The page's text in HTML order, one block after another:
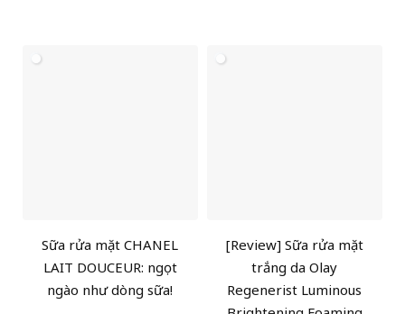
Sữa rửa mặt CHANEL
LAIT DOUCEUR: ngọt
ngào như dòng sữa!
[Review] Sữa rửa mặt
trắng da Olay
Regenerist Luminous